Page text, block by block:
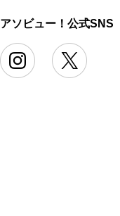
アソビュー！公式SNS